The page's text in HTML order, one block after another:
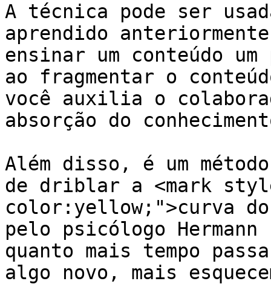
A técnica pode ser
aprendido
ensinar um conteúdo
ao fragmentar o
você auxilia o
absorção do
Além disso, é um
de driblar a <mark
color:yellow;">curva
pelo psicólogo
quanto mais tempo
algo novo, mais